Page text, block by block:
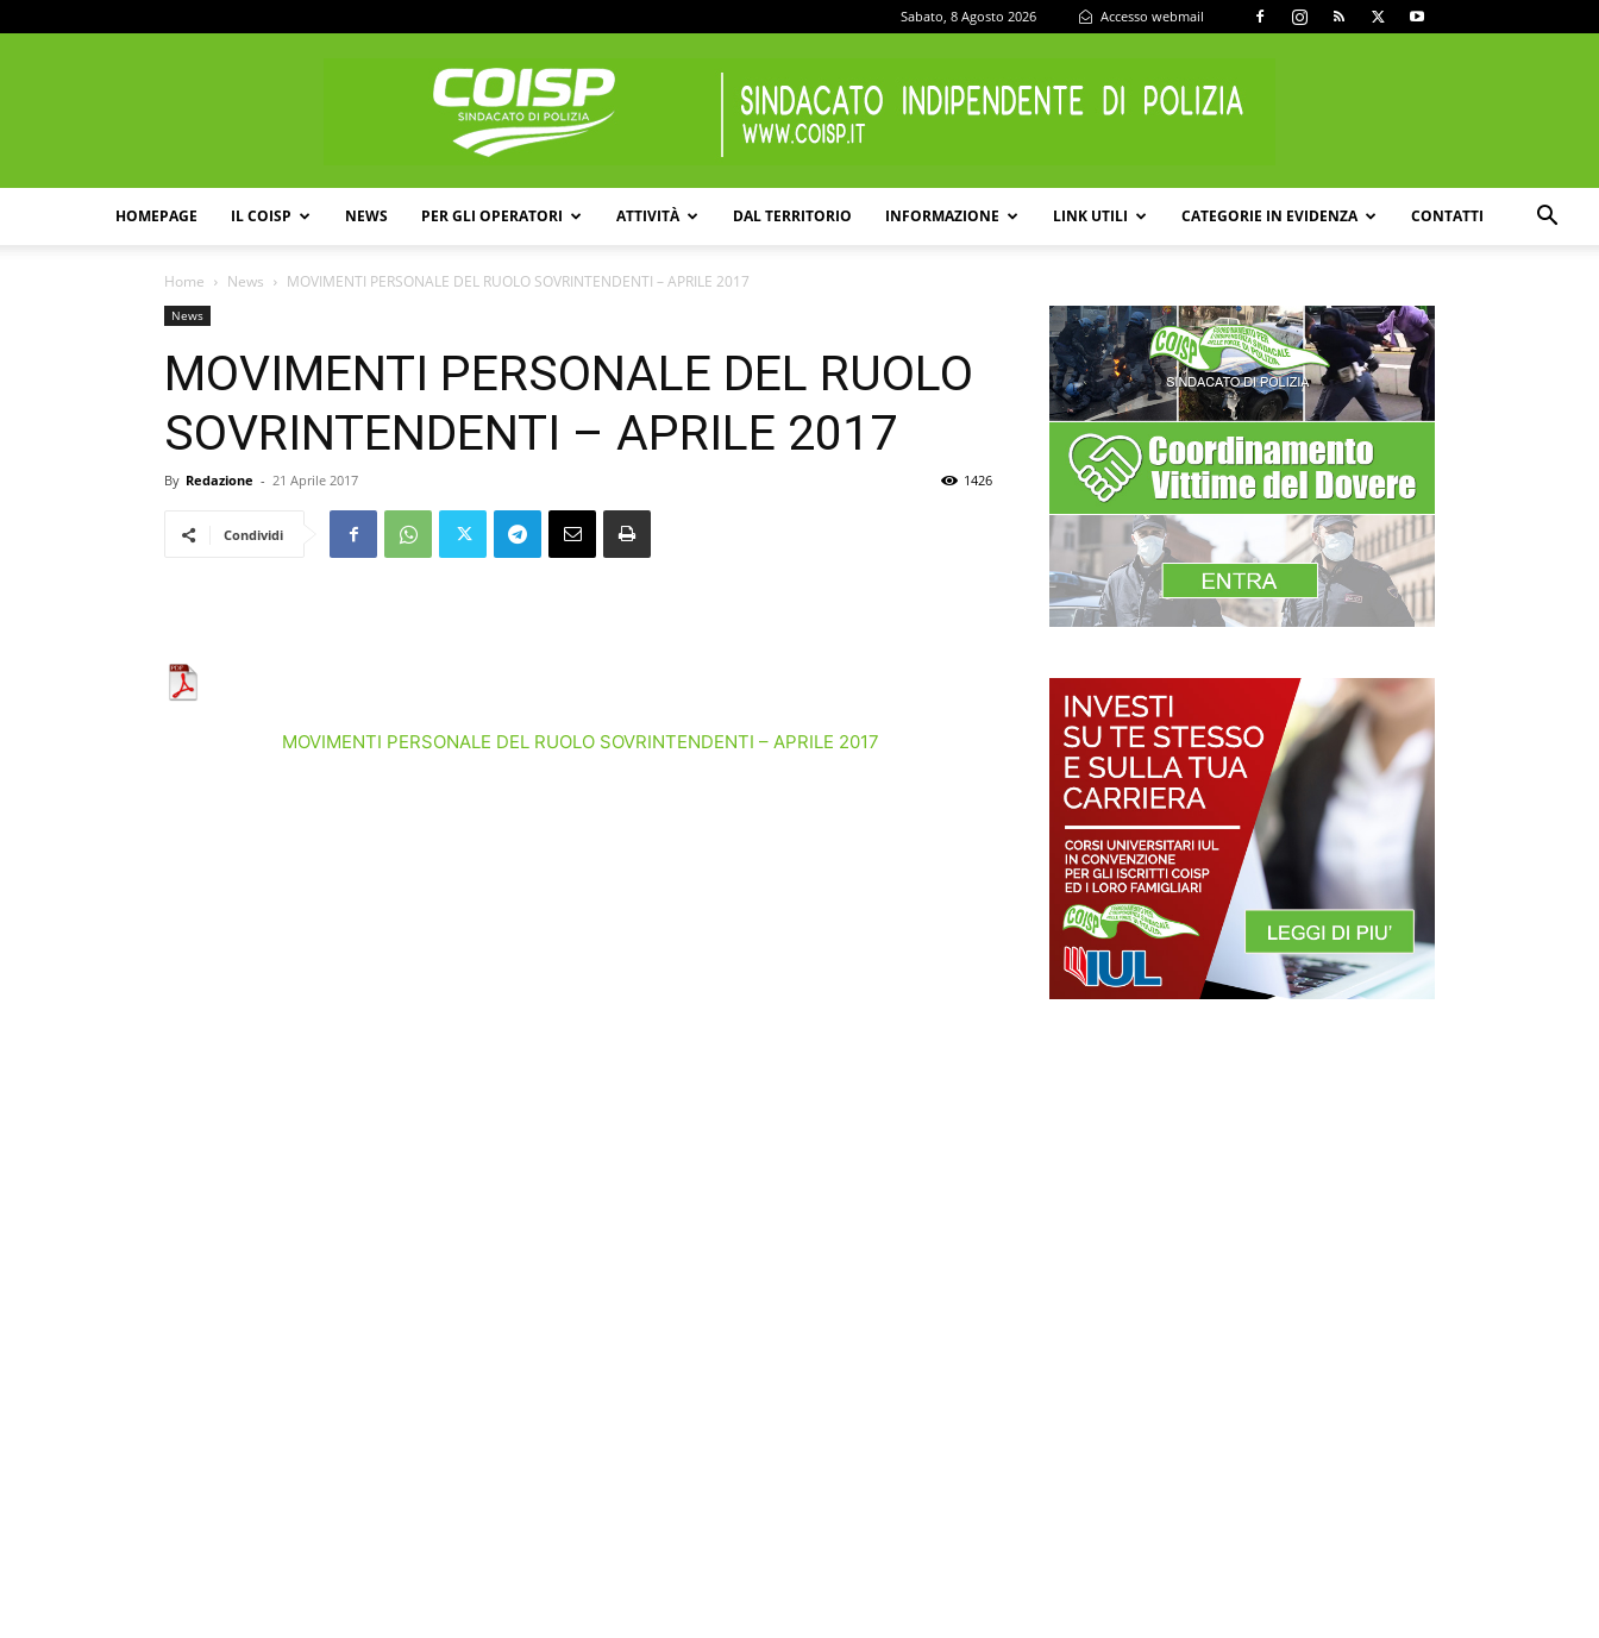
Sabato, 8 Agosto 2026 Accesso webmail
HOMEPAGE IL COISP NEWS PER GLI OPERATORI ATTIVITÀ DAL TERRITORIO INFORMAZIONE LINK UTILI CATEGORIE IN EVIDENZA CONTATTI
Home News MOVIMENTI PERSONALE DEL RUOLO SOVRINTENDENTI – APRILE 2017
News
MOVIMENTI PERSONALE DEL RUOLO
SOVRINTENDENTI – APRILE 2017
By Redazione - 21 Aprile 2017 1426
Condividi
MOVIMENTI PERSONALE DEL RUOLO SOVRINTENDENTI – APRILE 2017